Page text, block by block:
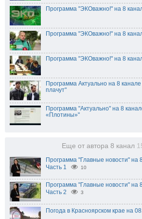
Программа "ЭКОважно!" на 8
Программа "ЭКОважно!" на 8
Программа "ЭКОважно!" на 8
Программа Актуально на 8
плачут"
Программа "Актуально" на 8
«Плотины»"
Еще от автора 8 канал
Программа "Главные новости" на
Часть 1
10
Программа "Главные новости" на
Часть 2
3
Погода в Красноярском крае на